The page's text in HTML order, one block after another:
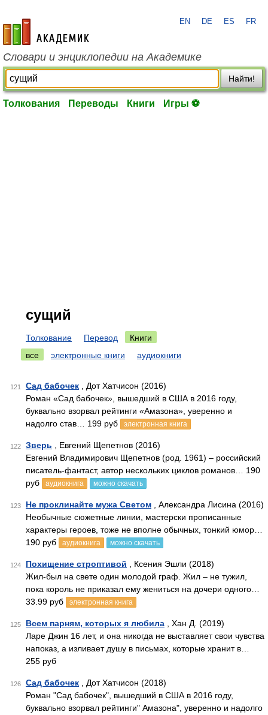
academic.ru
EN DE ES FR
Словари и энциклопедии на Академике
Найти!
Толкования Переводы Книги Игры ⚽
сущий
Толкование Перевод
Книги
все
электронные книги аудиокниги
121 Сад бабочек , Дот Хатчисон (2016)
Роман «Сад бабочек», вышедший в США в 2016 году,
буквально взорвал рейтинги «Амазона», уверенно и
надолго став… 199 руб
электронная книга
122 Зверь , Евгений Щепетнов (2016)
Евгений Владимирович Щепетнов (род. 1961) – российский
писатель-фантаст, автор нескольких циклов романов… 190
руб
аудиокнига можно скачать
123 Не проклинайте мужа Светом , Александра Лисина (2016)
Необычные сюжетные линии, мастерски прописанные
характеры героев, тоже не вполне обычных, тонкий юмор…
190 руб
аудиокнига можно скачать
124 Похищение строптивой , Ксения Эшли (2018)
Жил-был на свете один молодой граф. Жил – не тужил,
пока король не приказал ему жениться на дочери одного…
33.99 руб
электронная книга
125 Всем парням, которых я любила , Хан Д. (2019)
Ларе Джин 16 лет, и она никогда не выставляет свои чувства
напоказ, а изливает душу в письмах, которые хранит в…
255 руб
126 Сад бабочек , Дот Хатчисон (2018)
Роман "Сад бабочек", вышедший в США в 2016 году,
буквально взорвал рейтинги" Амазона", уверенно и надолго